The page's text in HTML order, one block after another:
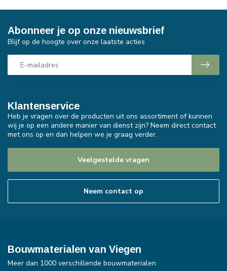
Klantenservice
Heb je vragen over de producten uit ons assortiment of kunnen
wij je op een andere manier van dienst zijn? Neem direct contact
met ons op en dan helpen we je graag verder.
Veelgestelde vragen
Neem contact op
Abonneer je op onze nieuwsbrief
Blijf op de hoogte over onze laatste acties
Bouwmaterialen van Viegen
Meer dan 1000 verschillende bouwmaterialen